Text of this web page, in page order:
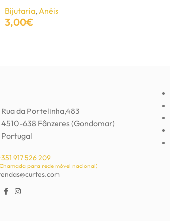
Bijutaria,Anéis
3,00€
Rua da Portelinha,483
4510-638 Fânzeres (Gondomar)
Portugal
917 526 209
para rede móvel nacional)